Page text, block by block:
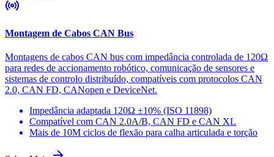
Montagem de Cabos CAN Bus
Montagens de cabos CAN bus com impedância controlada de 120Ω
para redes de accionamento robótico, comunicação de sensores e
sistemas de controlo distribuído, compatíveis com protocolos CAN
2.0, CAN FD, CANopen e DeviceNet.
Impedância adaptada 120Ω ±10% (ISO 11898)
Compatível com CAN 2.0A/B, CAN FD e CAN XL
Mais de 10M ciclos de flexão para calha articulada e torção